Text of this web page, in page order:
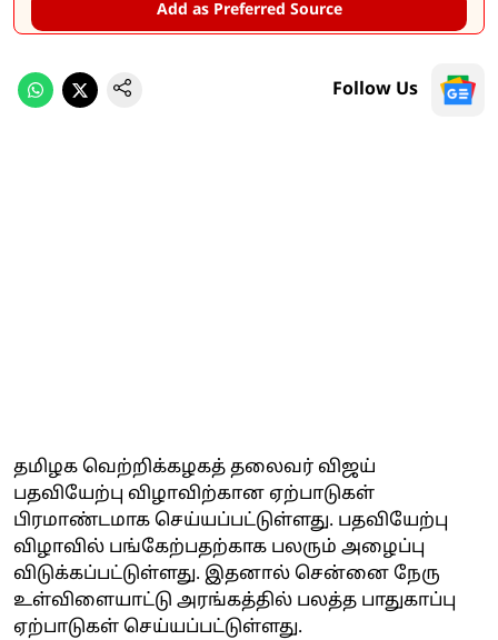
Add as Preferred Source
Follow Us
தமிழக வெற்றிக்கழகத் தலைவர் விஜய்
பதவியேற்பு விழாவிற்கான ஏற்பாடுகள்
பிரமாண்டமாக செய்யப்பட்டுள்ளது. பதவியேற்பு
விழாவில் பங்கேற்பதற்காக பலரும் அழைப்பு
விடுக்கப்பட்டுள்ளது. இதனால் சென்னை நேரு
உள்விளையாட்டு அரங்கத்தில் பலத்த பாதுகாப்பு
ஏற்பாடுகள் செய்யப்பட்டுள்ளது.